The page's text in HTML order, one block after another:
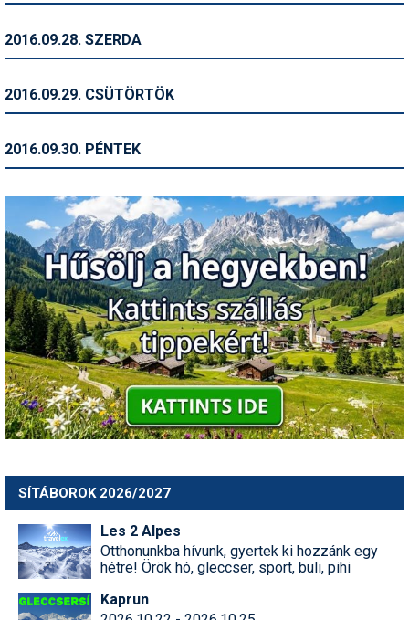
2016.09.28. SZERDA
2016.09.29. CSÜTÖRTÖK
2016.09.30. PÉNTEK
SÍTÁBOROK 2026/2027
Les 2 Alpes
Otthonunkba hívunk, gyertek ki hozzánk egy
hétre! Örök hó, gleccser, sport, buli, pihi
Kaprun